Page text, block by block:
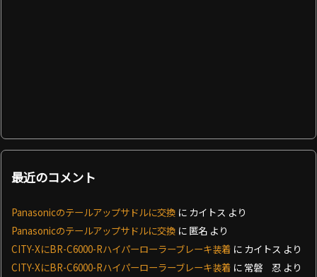
最近のコメント
Panasonicのテールアップサドルに交換 に カイトス より
Panasonicのテールアップサドルに交換 に 匿名 より
CITY-XにBR-C6000-Rハイパーローラーブレーキ装着 に カイトス より
CITY-XにBR-C6000-Rハイパーローラーブレーキ装着 に 常磐 忍 より